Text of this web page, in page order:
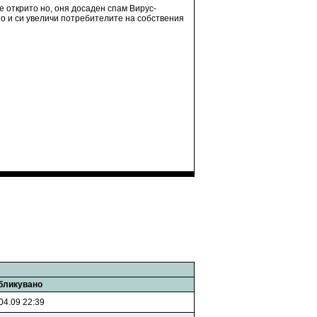
открито но, оня досаден спам Вирус-
си увеличи потребителите на собствения
22:39